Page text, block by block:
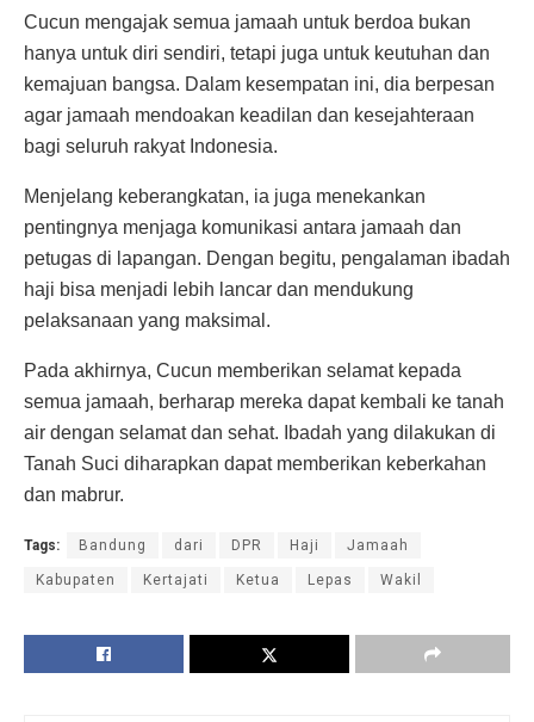
Cucun mengajak semua jamaah untuk berdoa bukan
hanya untuk diri sendiri, tetapi juga untuk keutuhan dan
kemajuan bangsa. Dalam kesempatan ini, dia berpesan
agar jamaah mendoakan keadilan dan kesejahteraan
bagi seluruh rakyat Indonesia.
Menjelang keberangkatan, ia juga menekankan
pentingnya menjaga komunikasi antara jamaah dan
petugas di lapangan. Dengan begitu, pengalaman ibadah
haji bisa menjadi lebih lancar dan mendukung
pelaksanaan yang maksimal.
Pada akhirnya, Cucun memberikan selamat kepada
semua jamaah, berharap mereka dapat kembali ke tanah
air dengan selamat dan sehat. Ibadah yang dilakukan di
Tanah Suci diharapkan dapat memberikan keberkahan
dan mabrur.
Tags: Bandung dari DPR Haji Jamaah
Kabupaten Kertajati Ketua Lepas Wakil